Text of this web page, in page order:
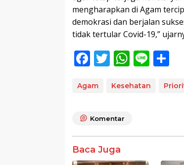
mengharapkan di Agam
demokrasi dan berjalan
tidak tertular Covid-19,”
F
e
o
o
k
T
itt
W
at
p
Li
e ar
Agam Kesehatan
Komentar
Baca Juga